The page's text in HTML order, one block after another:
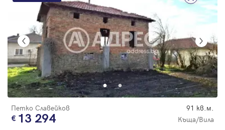
Петко Славейков 91 кв.м.
13 294 Къща/Вила